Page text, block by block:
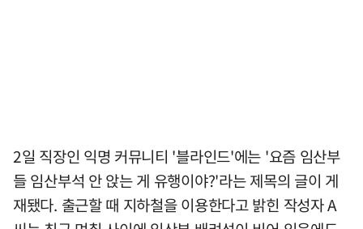
2일 직장인 익명 커뮤니티 '블라인드'에는 '요즘 임산부
들 임산부석 안 앉는 게 유행이야?'라는 제목의 글이 게
재됐다. 출근할 때 지하철을 이용한다고 밝힌 작성자 A